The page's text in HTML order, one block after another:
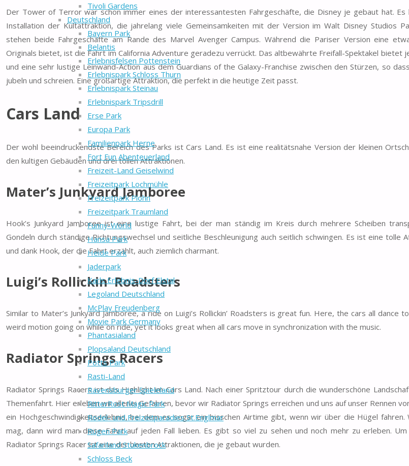
Tivoli Gardens
Deutschland
Bayern Park
Belantis
Erlebnisfelsen Pottenstein
Erlebnispark Schloss Thurn
Erlebnispark Steinau
Erlebnispark Tripsdrill
Erse Park
Europa Park
Familienpark Herne
Fort Fun Abenteuerland
Freizeit-Land Geiselwind
Freizeitpark Lochmühle
Freizeitpark Plohn
Freizeitpark Traumland
Funny-World
Hansa Park
Heide Park
Jaderpark
Karls Erlebnis-Dorf Elstal
Legoland Deutschland
McPlay Freudenberg
Movie Park Germany
Phantasialand
Plopsaland Deutschland
Potts Park
Rasti-Land
Ravensburger Spieleland
RitterRost Magic Park
Rodel- und Freizeitparadies St.Englmar
Rügen Park
Safariland Stukenbrock
Schloss Beck
Der Tower of Terror war schon immer eines der interessantesten Fahrgeschäfte, die Disney je gebaut hat. Es
Installation der Kultattraktion, die jahrelang viele Gemeinsamkeiten mit der Version im Walt Disney Studios
stehen beide Fahrgeschäfte am Rande des Marvel Avenger Campus. Während die Pariser Version eine
Originals bietet, ist die Fahrt im California Adventure geradezu verrückt. Das altbewährte Freifall-Spektakel bietet
und eine sehr lustige Leinwand-Action aus dem Guardians of the Galaxy-Franchise zwischen den Stürzen, so
jubeln und schreien. Eine großartige Attraktion, die perfekt in die heutige Zeit passt.
Cars Land
Der wohl beeindruckendste Bereich des Parks ist Cars Land. Es ist eine realitätsnahe Version der kleinen
den kultigen Gebäuden und drei tollen Attraktionen.
Mater’s Junkyard Jamboree
Hook’s Junkyard Jamboree ist eine lustige Fahrt, bei der man ständig im Kreis durch mehrere Scheiben
Gondeln durch ständige Richtungswechsel und seitliche Beschleunigung auch seitlich schwingen. Es ist eine tolle
und dank Hook, der die Fahrt erzählt, auch ziemlich charmant.
Luigi’s Rollickin’ Roadsters
Similar to Mater’s Junkyard Jamboree, a ride on Luigi’s Rollickin’ Roadsters is great fun. Here, the cars all dance
weird motion going on while on ride, yet it looks great when all cars move in synchronization with the music.
Radiator Springs Racers
Radiator Springs Racers ist das Highlight im Cars Land. Nach einer Spritztour durch die wunderschöne
Themenfahrt. Hier erleben wir allerlei Gefahren, bevor wir Radiator Springs erreichen und uns auf unser Rennen
ein Hochgeschwindigkeitserlebnis, bei dem es sogar ein bisschen Airtime gibt, wenn wir über die Hügel fahren.
mag, dann wird man diese Fahrt auf jeden Fall lieben. Es gibt so viel zu sehen und noch mehr zu erleben.
Radiator Springs Racer ist eine der besten Attraktionen, die je gebaut wurden.